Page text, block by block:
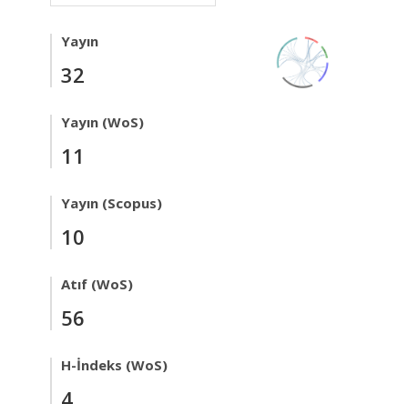
Yayın
32
Yayın (WoS)
11
Yayın (Scopus)
10
Atıf (WoS)
56
H-İndeks (WoS)
4